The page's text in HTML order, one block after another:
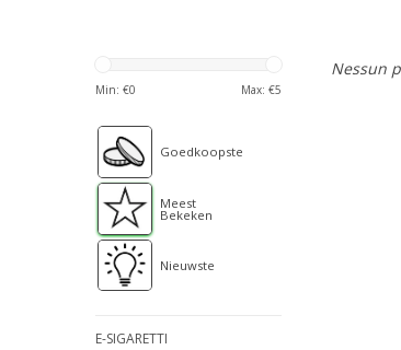
Min: €0 Max: €5
Goedkoopste
Meest
Bekeken
Nieuwste
E-SIGARETTI
Nessun